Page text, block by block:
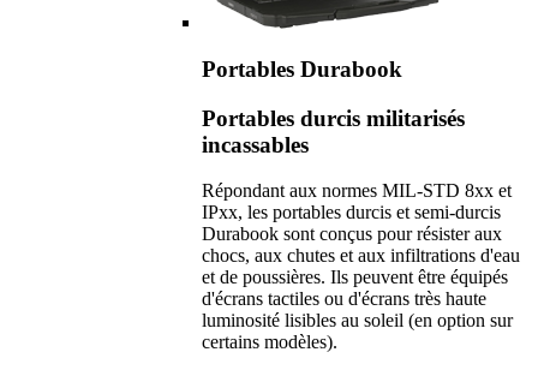
Portables Durabook
Portables durcis militarisés
incassables
Répondant aux normes MIL-STD 8xx et
IPxx, les portables durcis et semi-durcis
Durabook sont conçus pour résister aux
chocs, aux chutes et aux infiltrations d'eau
et de poussières. Ils peuvent être équipés
d'écrans tactiles ou d'écrans très haute
luminosité lisibles au soleil (en option sur
certains modèles).